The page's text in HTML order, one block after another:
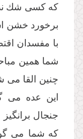
كه كسى شك
برخورد خشن
با مفسدان
شما همین
چنین القا مى
این عده مى
جنجال
كه شما مى